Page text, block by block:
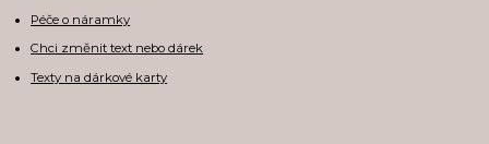
Péče o náramky
Chci změnit text nebo dárek
Texty na dárkové karty